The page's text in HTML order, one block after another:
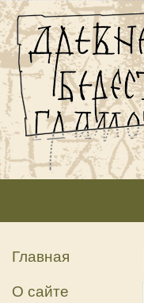
Главная
О сайте